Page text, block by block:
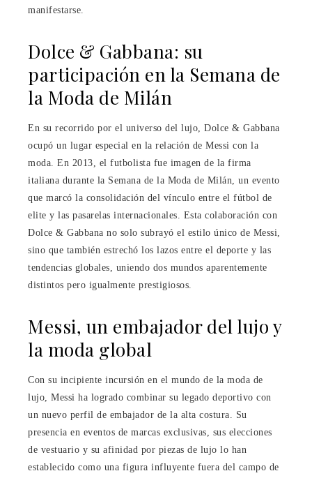
manifestarse.
Dolce & Gabbana: su
participación en la Semana de
la Moda de Milán
En su recorrido por el universo del lujo, Dolce & Gabbana
ocupó un lugar especial en la relación de Messi con la
moda. En 2013, el futbolista fue imagen de la firma
italiana durante la Semana de la Moda de Milán, un evento
que marcó la consolidación del vínculo entre el fútbol de
elite y las pasarelas internacionales. Esta colaboración con
Dolce & Gabbana no solo subrayó el estilo único de Messi,
sino que también estrechó los lazos entre el deporte y las
tendencias globales, uniendo dos mundos aparentemente
distintos pero igualmente prestigiosos.
Messi, un embajador del lujo y
la moda global
Con su incipiente incursión en el mundo de la moda de
lujo, Messi ha logrado combinar su legado deportivo con
un nuevo perfil de embajador de la alta costura. Su
presencia en eventos de marcas exclusivas, sus elecciones
de vestuario y su afinidad por piezas de lujo lo han
establecido como una figura influyente fuera del campo de